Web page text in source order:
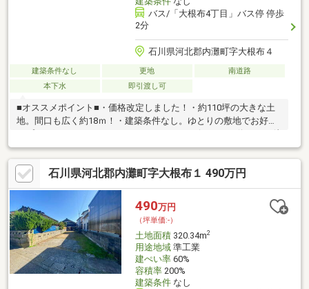
バス/「大根布4丁目」バス停 停歩
2分
石川県河北郡内灘町字大根布４
建築条件なし 更地
南道路
本下水
即引渡し可
■オススメポイント■・価格改定しました！・約110坪の大きな土
地。間口も広く約18ｍ！・建築条件なし。ゆとりの敷地でお好き
歩圏内に◎■アクセス■・バス停まで徒歩約２分♪内灘駅へはお車
で約７分！・スーパー、コンビニも徒歩圏内にあります。・内灘
町役場や医科大学病院なども近く、生活しやすいエリア。・河北
潟に面した自然豊かな「蓮湖渚公園」近く♪■サポート■・商談か
らお引渡しまで経験豊富なスタッフが丁寧にサポートさせて頂き
ます。ぜひ一度お問合せ下さい！
石川県河北郡内灘町字大根布１ 490万円
490万円
（坪単価:-）
土地面積320.34m2
用途地域準工業
建ぺい率60%
容積率200%
建築条件なし